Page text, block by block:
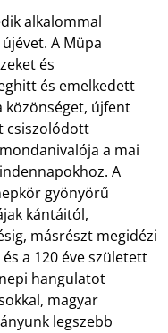
alkalommal
A Müpa
és
és emelkedett
közönséget, újfent
csiszolódott
a mai
A
gyönyörű
kántáitól,
másrészt megidézi
a 120 éve született
hangulatot
magyar
legszebb